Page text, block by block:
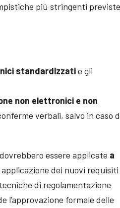
più stringenti previste
standardizzatie gli
non elettronici e non
verbali, salvo in caso
essere applicate a
dei nuovi requisiti
di regolamentazione
l’approvazione formale delle